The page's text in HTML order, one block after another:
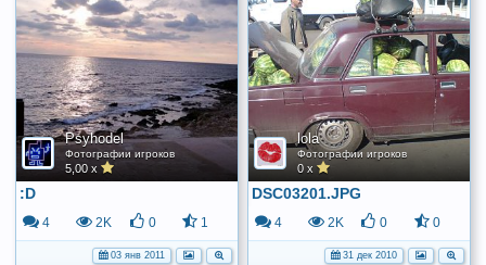
Psyhodel
Фотографии игроков
5,00 x
:D
4 2K 0 1
03 янв 2011
lola
Фотографии игроков
0 x
DSC03201.JPG
4 2K 0 0
31 дек 2010